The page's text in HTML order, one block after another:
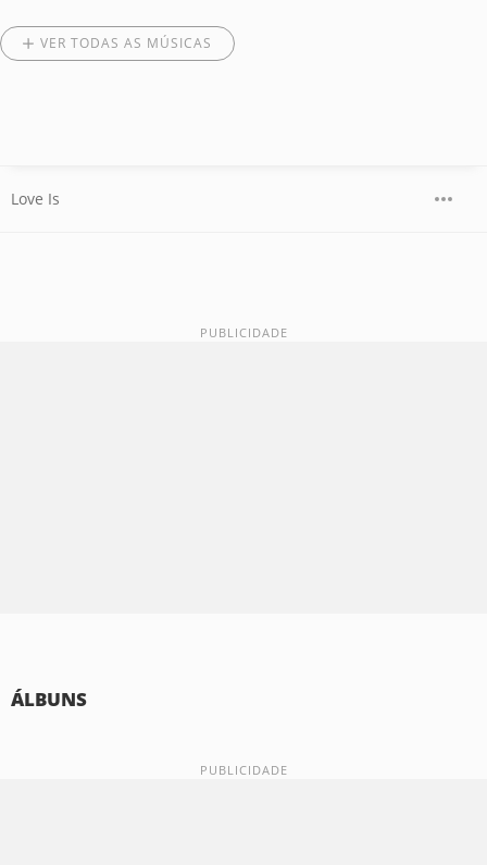
VER TODAS AS MÚSICAS
Love Is
ÁLBUNS